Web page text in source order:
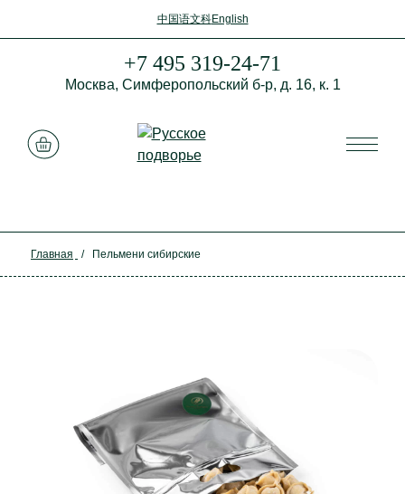
中国语文科English
+7 495 319-24-71
Москва, Симферопольский б-р, д. 16, к. 1
Смотреть корзину
Главная / Пельмени сибирские